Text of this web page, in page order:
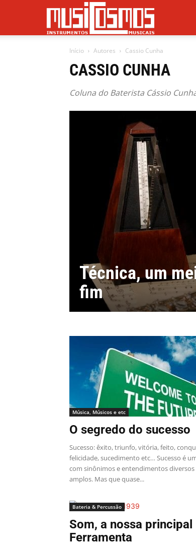
Musicosmos
Início Autores Cassio Cunha
CASSIO CUNHA
Coluna do Baterista Cássio
Técnica, um
fim
Música, Músicos e etc
O segredo do sucesso
Sucesso: êxito, triunfo, vitória, feito,
felicidade, sucedimento etc… Sucesso é
com sinônimos e entendimentos
amplos. Mas que quase...
Bateria & Percussão
Som, a nossa principal
Ferramenta